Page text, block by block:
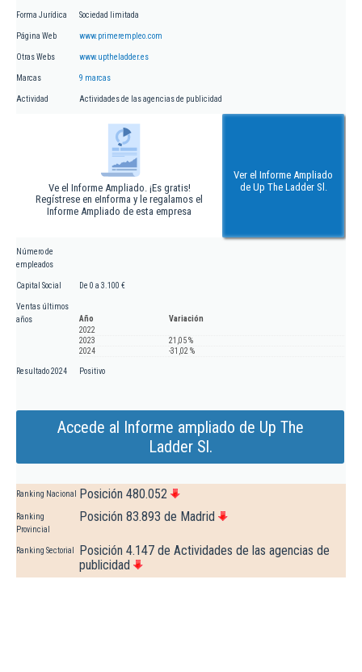
Forma Jurídica Sociedad limitada
Página Web www.primerempleo.com
Otras Webs www.uptheladder.es
Marcas 9 marcas
Actividad Actividades de las agencias de publicidad
Ve el Informe Ampliado. ¡Es gratis!
Regístrese en eInforma y le regalamos el
Informe Ampliado de esta empresa
Ver el Informe Ampliado
de Up The Ladder Sl.
Número de
empleados
Capital Social De 0 a 3.100 €
Ventas últimos
años
Año
Variación
2022
2023
21,05 %
2024
-31,02 %
Resultado 2024 Positivo
Accede al Informe ampliado de Up The
Ladder Sl.
Ranking Nacional Posición 480.052
Ranking
Provincial
Posición 83.893 de Madrid
Ranking Sectorial
Posición 4.147 de Actividades de las agencias de
publicidad